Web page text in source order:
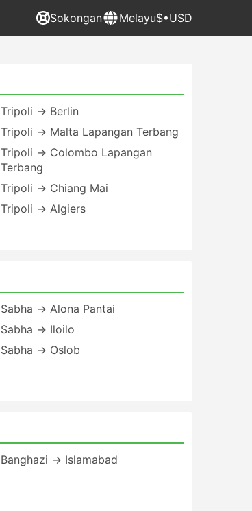
Sokongan Melayu$•USD
Tripoli → Berlin
Tripoli → Malta Lapangan Terbang
Tripoli → Colombo Lapangan
Terbang
Tripoli → Chiang Mai
Tripoli → Algiers
Sabha → Alona Pantai
Sabha → Iloilo
Sabha → Oslob
Banghazi → Islamabad